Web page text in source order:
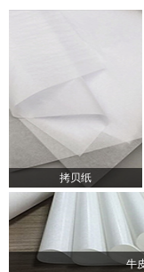
拷贝纸
牛